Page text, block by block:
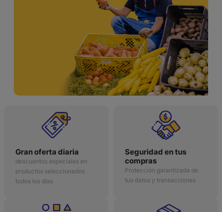
Gran oferta diaria
descuentos especiales en
productos seleccionados
todos los días
Seguridad en tus
compras
Protección garantizada de
tus datos y transacciones